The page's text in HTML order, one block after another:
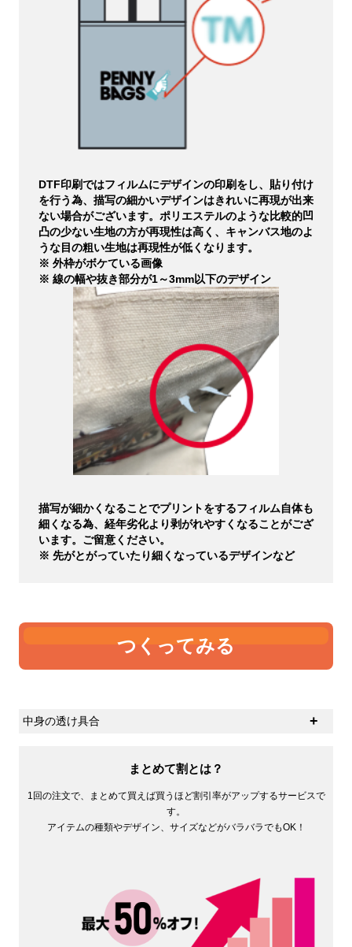
DTF印刷ではフィルムにデザインの印刷をし、貼り付け
を行う為、描写の細かいデザインはきれいに再現が出来
ない場合がございます。ポリエステルのような比較的凹
凸の少ない生地の方が再現性は高く、キャンバス地のよ
うな目の粗い生地は再現性が低くなります。
※ 外枠がボケている画像
※ 線の幅や抜き部分が1～3mm以下のデザイン
描写が細かくなることでプリントをするフィルム自体も
細くなる為、経年劣化より剥がれやすくなることがござ
います。ご留意ください。
※ 先がとがっていたり細くなっているデザインなど
つくってみる
中身の透け具合
の基準として中身の透け具合があるかと思います。オン
4オンス 5オンス
まとめて割とは？
1回の注文で、まとめて買えば買うほど割引率がアップするサービスで
す。
アイテムの種類やデザイン、サイズなどがバラバラでもOK！